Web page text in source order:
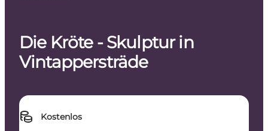
Die Kröte - Skulptur in
Vintappersträde
Kostenlos